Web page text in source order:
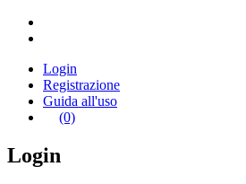
Login
Registrazione
Guida all'uso
(0)
Login